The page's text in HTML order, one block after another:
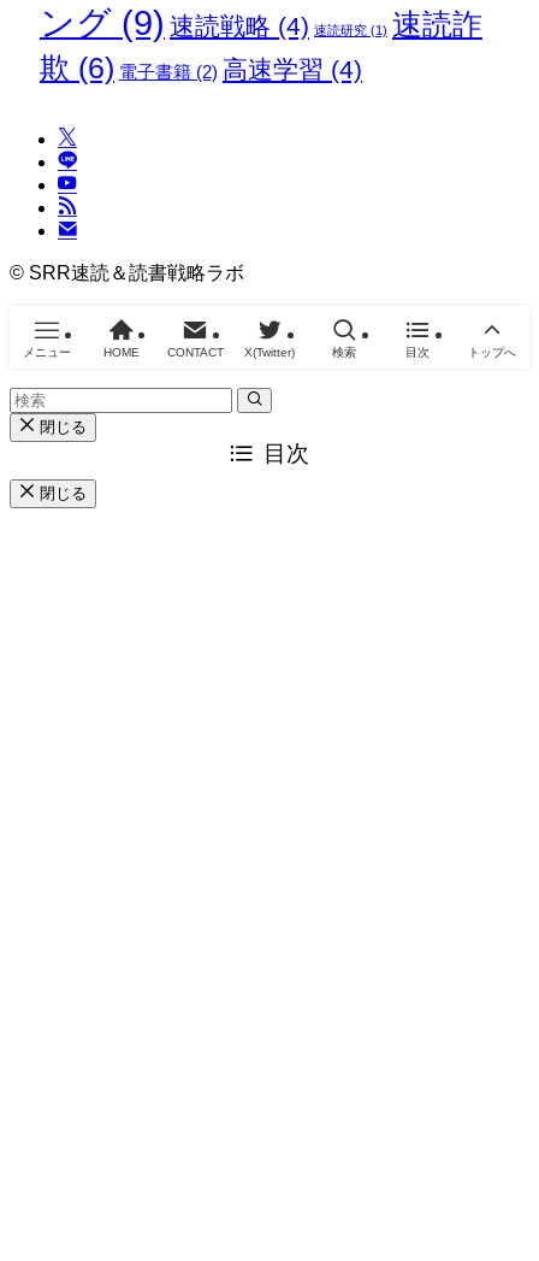
ング(9) 速読戦略 (4) 速読研究(1) 速読詐
欺 (6) 電子書籍(2) 高速学習 (4)
© SRR速読＆読書戦略ラボ
メニュー HOME CONTACT X(Twitter) 検索 目次 トップへ
閉じる
目次
閉じる